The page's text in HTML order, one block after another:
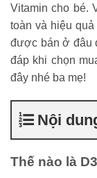
Vitamin cho bé.
toàn và hiệu
được bán ở đâu
đáp khi chọn
đây nhé ba mẹ!
Nội
Thế nào là